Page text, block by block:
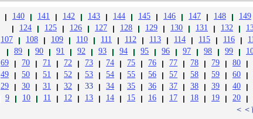
149
148
147
146
145
144
143
142
141
140
132
131
130
129
128
127
126
125
124
116
115
114
113
112
111
110
109
108
107
99
98
97
96
95
94
93
92
91
90
89
80
79
78
77
76
75
74
73
72
71
70
69
60
59
58
57
56
55
54
53
52
51
50
49
40
39
38
37
36
35
34
33
32
31
30
29
20
19
18
17
16
15
14
13
12
11
10
9
＜